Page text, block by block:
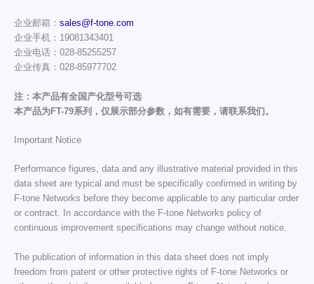
企业邮箱： sales@f-tone.com
企业手机：19081343401
企业电话：028-85255257
企业传真：028-85977702
注：本产品有全国产化型号可选
本产品为FT-79系列，仅展示部分参数，如有需要，请联系我们。
Important Notice
Performance figures, data and any illustrative material provided in this
data sheet are typical and must be specifically confirmed in writing by
F-tone Networks before they become applicable to any particular order
or contract. In accordance with the F-tone Networks policy of
continuous improvement specifications may change without notice.
The publication of information in this data sheet does not imply
freedom from patent or other protective rights of F-tone Networks or